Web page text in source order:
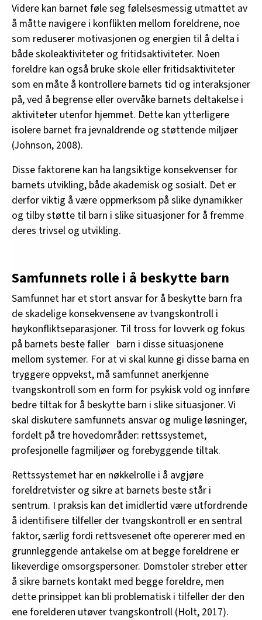
Videre kan barnet føle seg følelsesmessig utmattet av
å måtte navigere i konflikten mellom foreldrene, noe
som reduserer motivasjonen og energien til å delta i
både skoleaktiviteter og fritidsaktiviteter. Noen
foreldre kan også bruke skole eller fritidsaktiviteter
som en måte å kontrollere barnets tid og interaksjoner
på, ved å begrense eller overvåke barnets deltakelse i
aktiviteter utenfor hjemmet. Dette kan ytterligere
isolere barnet fra jevnaldrende og støttende miljøer
(Johnson, 2008).
Disse faktorene kan ha langsiktige konsekvenser for
barnets utvikling, både akademisk og sosialt. Det er
derfor viktig å være oppmerksom på slike dynamikker
og tilby støtte til barn i slike situasjoner for å fremme
deres trivsel og utvikling.
Samfunnets rolle i å beskytte barn
Samfunnet har et stort ansvar for å beskytte barn fra
de skadelige konsekvensene av tvangskontroll i
høykonfliktseparasjoner. Til tross for lovverk og fokus
på barnets beste faller barn i disse situasjonene
mellom systemer. For at vi skal kunne gi disse barna en
tryggere oppvekst, må samfunnet anerkjenne
tvangskontroll som en form for psykisk vold og innføre
bedre tiltak for å beskytte barn i slike situasjoner. Vi
skal diskutere samfunnets ansvar og mulige løsninger,
fordelt på tre hovedområder: rettssystemet,
profesjonelle fagmiljøer og forebyggende tiltak.
Rettssystemet har en nøkkelrolle i å avgjøre
foreldretvister og sikre at barnets beste står i
sentrum. I praksis kan det imidlertid være utfordrende
å identifisere tilfeller der tvangskontroll er en sentral
faktor, særlig fordi rettsvesenet ofte opererer med en
grunnleggende antakelse om at begge foreldrene er
likeverdige omsorgspersoner. Domstoler streber etter
å sikre barnets kontakt med begge foreldre, men
dette prinsippet kan bli problematisk i tilfeller der den
ene forelderen utøver tvangskontroll (Holt, 2017).